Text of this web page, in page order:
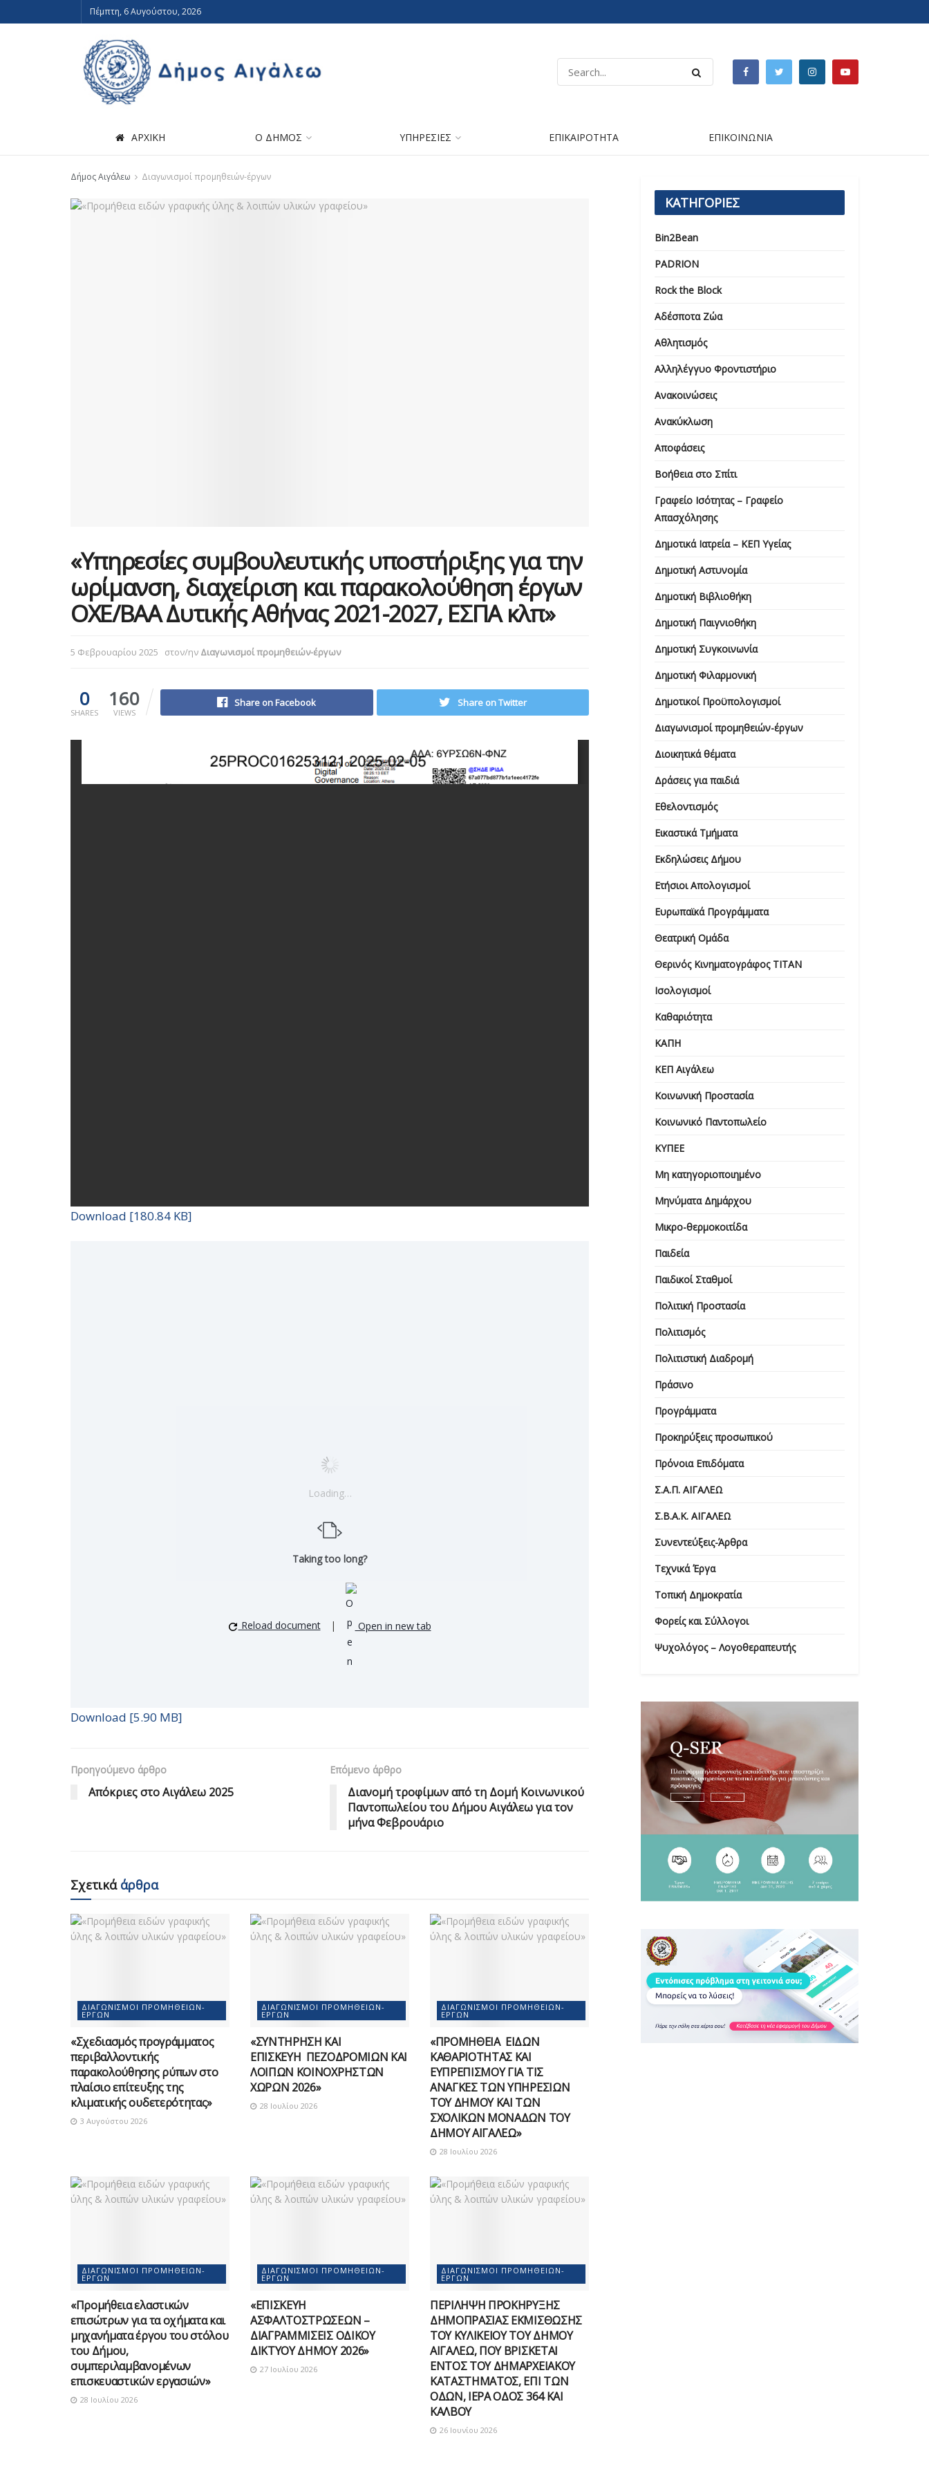
Πέμπτη, 6 Αυγούστου, 2026
ΑΡΧΙΚΗ Ο ΔΗΜΟΣ ΥΠΗΡΕΣΙΕΣ ΕΠΙΚΑΙΡΟΤΗΤΑ ΕΠΙΚΟΙΝΩΝΙΑ
Δήμος Αιγάλεω Διαγωνισμοί προμηθειών-έργων
«Υπηρεσίες συμβουλευτικής υποστήριξης για την
ωρίμανση, διαχείριση και παρακολούθηση έργων
ΟΧΕ/ΒΑΑ Δυτικής Αθήνας 2021-2027, ΕΣΠΑ κλπ»
5 Φεβρουαρίου 2025 στον/ην Διαγωνισμοί προμηθειών-έργων
0
SHARES
160
VIEWS
Share on Facebook Share on Twitter
Download [180.84 KB]
Loading…
Taking too long?
Reload document | Open in new tab
Download [5.90 MB]
Προηγούμενο άρθρο
Απόκριες στο Αιγάλεω 2025
Επόμενο άρθρο
Διανομή τροφίμων από τη Δομή Κοινωνικού
Παντοπωλείου του Δήμου Αιγάλεω για τον
μήνα Φεβρουάριο
Σχετικάάρθρα
ΔΙΑΓΩΝΙΣΜΟΊ ΠΡΟΜΗΘΕΙΏΝ-
ΈΡΓΩΝ
«Σχεδιασμός προγράμματος
περιβαλλοντικής
παρακολούθησης ρύπων στο
πλαίσιο επίτευξης της
κλιματικής ουδετερότητας»
3 Αυγούστου 2026
ΔΙΑΓΩΝΙΣΜΟΊ ΠΡΟΜΗΘΕΙΏΝ-
ΈΡΓΩΝ
«ΣΥΝΤΗΡΗΣΗ ΚΑΙ
ΕΠΙΣΚΕΥΗ ΠΕΖΟΔΡΟΜΙΩΝ ΚΑΙ
ΛΟΙΠΩΝ ΚΟΙΝΟΧΡΗΣΤΩΝ
ΧΩΡΩΝ 2026»
28 Ιουλίου 2026
ΔΙΑΓΩΝΙΣΜΟΊ ΠΡΟΜΗΘΕΙΏΝ-
ΈΡΓΩΝ
«ΠΡΟΜΗΘΕΙΑ ΕΙΔΩΝ
ΚΑΘΑΡΙΟΤΗΤΑΣ ΚΑΙ
ΕΥΠΡΕΠΙΣΜΟΥ ΓΙΑ ΤΙΣ
ΑΝΑΓΚΕΣ ΤΩΝ ΥΠΗΡΕΣΙΩΝ
ΤΟΥ ΔΗΜΟΥ ΚΑΙ ΤΩΝ
ΣΧΟΛΙΚΩΝ ΜΟΝΑΔΩΝ ΤΟΥ
ΔΗΜΟΥ ΑΙΓΑΛΕΩ»
28 Ιουλίου 2026
ΔΙΑΓΩΝΙΣΜΟΊ ΠΡΟΜΗΘΕΙΏΝ-
ΈΡΓΩΝ
«Προμήθεια ελαστικών
επισώτρων για τα οχήματα και
μηχανήματα έργου του στόλου
του Δήμου,
συμπεριλαμβανομένων
επισκευαστικών εργασιών»
28 Ιουλίου 2026
ΔΙΑΓΩΝΙΣΜΟΊ ΠΡΟΜΗΘΕΙΏΝ-
ΈΡΓΩΝ
«ΕΠΙΣΚΕΥΗ
ΑΣΦΑΛΤΟΣΤΡΩΣΕΩΝ –
ΔΙΑΓΡΑΜΜΙΣΕΙΣ ΟΔΙΚΟΥ
ΔΙΚΤΥΟΥ ΔΗΜΟΥ 2026»
27 Ιουλίου 2026
ΔΙΑΓΩΝΙΣΜΟΊ ΠΡΟΜΗΘΕΙΏΝ-
ΈΡΓΩΝ
ΠΕΡΙΛΗΨΗ ΠΡΟΚΗΡΥΞΗΣ
ΔΗΜΟΠΡΑΣΙΑΣ ΕΚΜΙΣΘΩΣΗΣ
ΤΟΥ ΚΥΛΙΚΕΙΟΥ ΤΟΥ ΔΗΜΟΥ
ΑΙΓΑΛΕΩ, ΠΟΥ ΒΡΙΣΚΕΤΑΙ
ΕΝΤΟΣ ΤΟΥ ΔΗΜΑΡΧEΙΑΚΟΥ
ΚΑΤΑΣΤΗΜΑΤΟΣ, ΕΠΙ ΤΩΝ
ΟΔΩΝ, ΙΕΡΑ ΟΔΟΣ 364 ΚΑΙ
ΚΑΛΒΟΥ
26 Ιουνίου 2026
ΚΑΤΗΓΟΡΙΕΣ
Bin2Bean
PADRION
Rock the Block
Αδέσποτα Ζώα
Αθλητισμός
Αλληλέγγυο Φροντιστήριο
Ανακοινώσεις
Ανακύκλωση
Αποφάσεις
Βοήθεια στο Σπίτι
Γραφείο Ισότητας – Γραφείο
Απασχόλησης
Δημοτικά Ιατρεία – ΚΕΠ Υγείας
Δημοτική Αστυνομία
Δημοτική Βιβλιοθήκη
Δημοτική Παιγνιοθήκη
Δημοτική Συγκοινωνία
Δημοτική Φιλαρμονική
Δημοτικοί Προϋπολογισμοί
Διαγωνισμοί προμηθειών-έργων
Διοικητικά θέματα
Δράσεις για παιδιά
Εθελοντισμός
Εικαστικά Τμήματα
Εκδηλώσεις Δήμου
Ετήσιοι Απολογισμοί
Ευρωπαϊκά Προγράμματα
Θεατρική Ομάδα
Θερινός Κινηματογράφος ΤΙΤΑΝ
Ισολογισμοί
Καθαριότητα
ΚΑΠΗ
ΚΕΠ Αιγάλεω
Κοινωνική Προστασία
Κοινωνικό Παντοπωλείο
ΚΥΠΕΕ
Μη κατηγοριοποιημένο
Μηνύματα Δημάρχου
Μικρο-θερμοκοιτίδα
Παιδεία
Παιδικοί Σταθμοί
Πολιτική Προστασία
Πολιτισμός
Πολιτιστική Διαδρομή
Πράσινο
Προγράμματα
Προκηρύξεις προσωπικού
Πρόνοια Επιδόματα
Σ.Α.Π. ΑΙΓΑΛΕΩ
Σ.Β.Α.Κ. ΑΙΓΑΛΕΩ
Συνεντεύξεις-Άρθρα
Τεχνικά Έργα
Τοπική Δημοκρατία
Φορείς και Σύλλογοι
Ψυχολόγος – Λογοθεραπευτής